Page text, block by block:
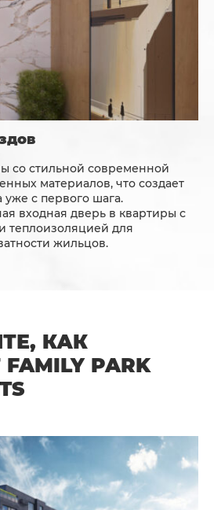
со стильной современной
материалов, что создает
с первого шага.
входная дверь в квартиры с
для
жильцов.
КАК
PARK